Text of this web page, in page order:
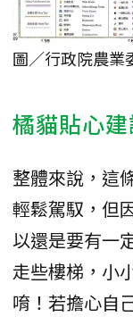
圖／行政院農業
橘貓貼心
整體來說，這
輕鬆駕馭，但
以還是要有一
走些樓梯，小
唷！若擔心自